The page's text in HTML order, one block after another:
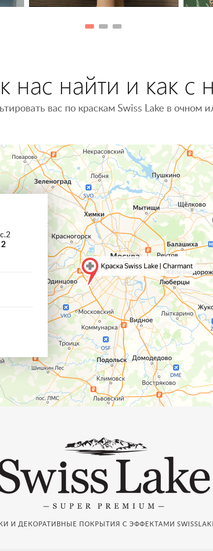
нас найти и как с
вас по краскам Swiss Lake в
2
И ДЕКОРАТИВНЫЕ ПОКРЫТИЯ С ЭФФЕКТАМИ SWISSLAKE,